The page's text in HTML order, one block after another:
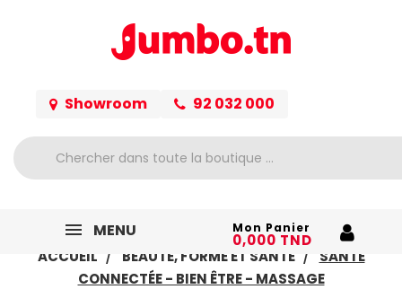
Showroom 92 032 000
MENU Mon Panier
0,000 TND
ACCUEIL
BEAUTÉ, FORME ET SANTÉ
SANTÉ
CONNECTÉE - BIEN ÊTRE - MASSAGE